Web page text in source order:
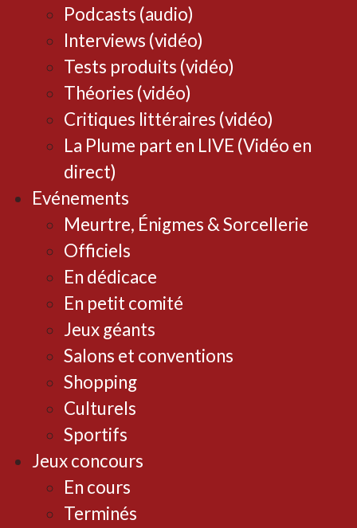
Podcasts (audio)
Interviews (vidéo)
Tests produits (vidéo)
Théories (vidéo)
Critiques littéraires (vidéo)
La Plume part en LIVE (Vidéo en
direct)
Evénements
Meurtre, Énigmes & Sorcellerie
Officiels
En dédicace
En petit comité
Jeux géants
Salons et conventions
Shopping
Culturels
Sportifs
Jeux concours
En cours
Terminés